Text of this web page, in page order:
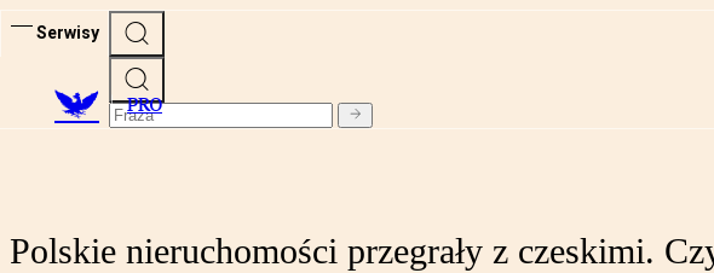
Serwisy
PRO
Polskie nieruchomości przegrały z czeskimi.